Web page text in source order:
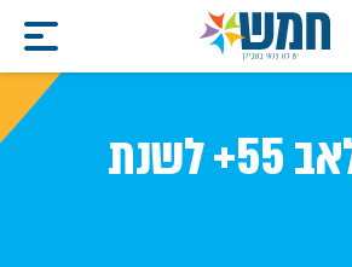
רישום לקלאב 55+ לשנת